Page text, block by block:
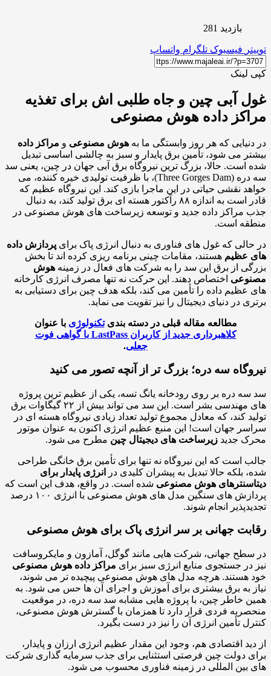
بازدید 281
فیسبوک تلگرام واتساپ
آبی چین و جاه طلبی اش برای تغذیه
داده هوش مصنوعی
که هر روز وابستگی ما بههوش مصنوعیومراکز داده
می شود، تأمین برق پایدار و سبز به چالشی اساسی تبدیل
است. حالا، بزرگ ترین نیروگاه برق آبی جهان در چین، یعنی سد
سه دره (Three Gorges Dam)، با ظرفیت تولیدی خیره کننده، می
نقشی حیاتی در این ماجرا بازی کند. این نیروگاه عظیم که
قادر است به اندازه ۸۸ رآکتور هسته ای برق تولید کند، به دنبال
مراکز داده جدید و توسعه زیرساخت های هوش مصنوعی در
است.
که غول های فناوری به دنبال انرژی پاک برایپردازش داده
عظیمهستند، مقامات چینی برنامه ریزی کرده اند تا بخش
از برق این سد را به شرکت های فعال در زمینه هوش
اختصاص دهند. این حرکت نه تنها مصرف انرژی کارخانه
عظیم داده را تأمین می کند، بلکه هدف چین برای دستیابی به
در دنیای دیجیتال را نیز تقویت می نماید.
مطالعه مقاله قبلی در دسته بندیتکنولوژیبا عنوان
کلاهبرداری جدید از کاربران LastPass با گواهی فوت
جعلی.
سه دره؛ بزرگ تر از آنچه تصور می کنید
دره بر روی رودخانه یانگ تسه، یکی از عظیم ترین پروژه
های مهندسی بشر است. این سد می تواند بیش از ۲۲ گیگاوات برق
کند، که معادل مجموع تولید تعداد زیادی نیروگاه هسته ای در
جهان است! این منبع عظیم انرژی اکنون به عنوان موتور
جدیدزیرساخت های دیجیتال چین مطرح می شود.
است که این نیروگاه نه تنها برای تأمین برق خانگی طراحی
بلکه حالا تبدیل به پیشران کلیدی درانرژی پایدار برای
هوش مصنوعیشده است. در واقع، هدف این است که
پردازش های سنگین مدل های هوش مصنوعی با انرژی ۱۰۰ درصد
انجام شوند.
جهانی بر سر انرژی پاک برای هوش مصنوعی
جهانی، شرکت هایی مانند گوگل، آمازون و مایکروسافت
در جستجوی منابع انرژی سبز برایمراکز داده هوش مصنوعی
هستند. هرچه مدل های هوش مصنوعی پیچیده تر می شوند،
به برق بیشتری برای آموزش و اجرای آن ها حس می شود. به
خاطر چین، با پروژه هایی مشابه سد سه دره، در موقعیت
فردی قرار دارد تا همزمان با گسترش هوش مصنوعی،
تأمین انرژی آن را نیز در دست بگیرد.
اقتصادی هم، وجود این مقدار عظیم انرژی ارزان و پایدار،
دولت چین فرصتی استثنایی برای جذب سرمایه گذاری شرکت
بین المللی در زمینه فناوری محسوب می شود.